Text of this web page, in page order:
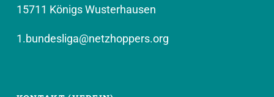
15711 Königs Wusterhausen
1.bundesliga@netzhoppers.org